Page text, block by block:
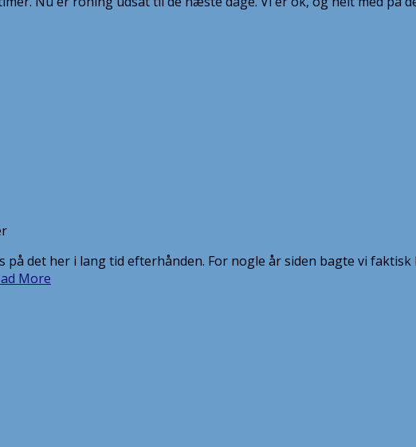
på det her i lang tid efterhånden. For nogle år siden bagte vi
More